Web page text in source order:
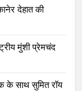
देहात की
मुंशी प्रेमचंद
के साथ सुमित रॉय